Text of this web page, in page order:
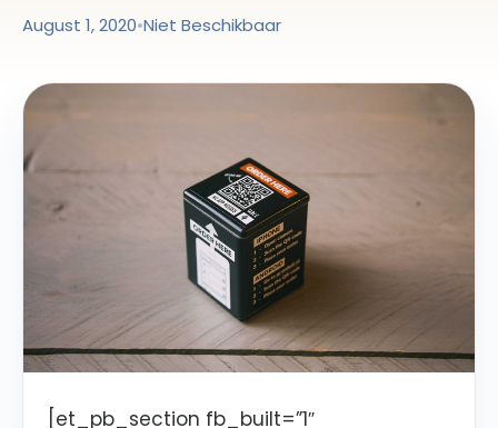
August 1, 2020•Niet Beschikbaar
[et_pb_section fb_built=”1″